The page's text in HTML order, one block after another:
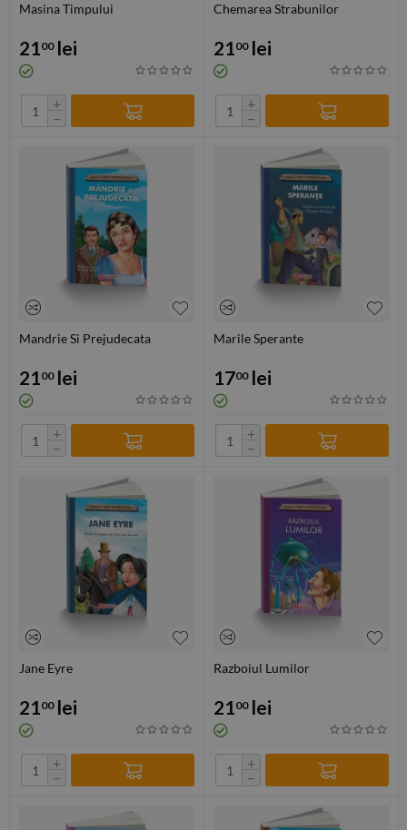
Masina Timpului
2100 lei
+
−
Chemarea Strabunilor
2100 lei
+
−
Mandrie Si Prejudecata
2100 lei
+
−
Marile Sperante
1700 lei
+
−
Jane Eyre
2100 lei
+
−
Razboiul Lumilor
2100 lei
+
−